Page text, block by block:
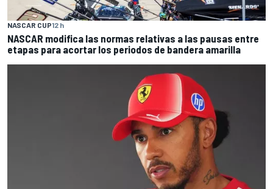
NASCAR CUP12 h
NASCAR modifica las normas relativas a las pausas entre
etapas para acortar los periodos de bandera amarilla